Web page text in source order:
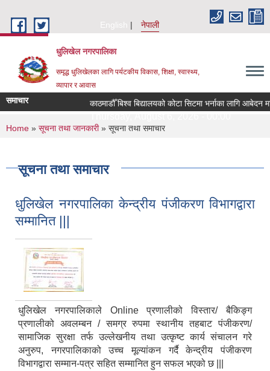
English
नेपाली
धुलिखेल नगरपालिका
समृद्ध धुलिखेलका लागि पर्यटकीय विकास, शिक्षा, स्वास्थ्य,
व्यापार र आवास
समाचार काठमाडौँ बिश्व बिद्यालयको कोटा सिटमा भर्नाका लागि आबेदन
You are here
Home » सूचना तथा जानकारी» सूचना तथा समाचार
सूचना तथा समाचार
धुलिखेल नगरपालिका केन्द्रीय पंजीकरण विभागद्वारा
सम्मानित |||
धुलिखेल नगरपालिकाले Online प्रणालीको विस्तार/ बैकिङ्ग
प्रणालीको अवलम्बन / समग्र रुपमा स्थानीय तहबाट पंजीकरण/
सामाजिक सुरक्षा तर्फ उल्लेखनीय तथा उत्कृष्ट कार्य संचालन गरे
अनुरुप, नगरपालिकाको उच्च मूल्यांकन गर्दै केन्द्रीय पंजीकरण
विभागद्वारा सम्मान-पत्र सहित सम्मानित हुन सफल भएको छ |||